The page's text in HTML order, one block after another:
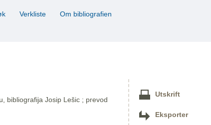
Verkliste Om bibliografien
bibliografija Josip Lešic ; prevod
Utskrift
Eksporter